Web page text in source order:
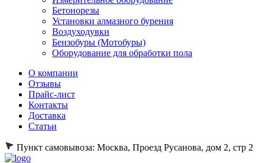
Бетонорезы
Установки алмазного бурения
Воздуходувки
Бензобуры (Мотобуры)
Оборудование для обработки пола
О компании
Отзывы
Прайс-лист
Контакты
Доставка
Статьи
Пункт самовывоза: Москва, Проезд Русанова, дом 2, стр 2